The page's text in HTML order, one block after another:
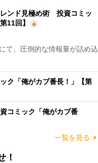
レンド見極め術 投資コミッ
11回】
て、圧倒的な情報量が詰め込
ク「俺がカブ番長！」【第
コミック「俺がカブ番
一覧を見る
！